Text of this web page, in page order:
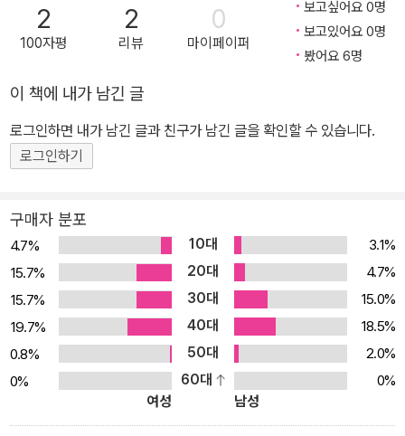
브 파나마>에서 제이미 리 커티스와 제프리 러쉬의 극중 아들로 출연
한 것이 처음이다. 그는 <해리 포터와 마법사의 돌>을 통해 순식간에
여하는 최우수 신인상(BEST NEWCOMER AWARD)를 수상하기
도 했다. 또한 2002년 4월에는 그의 좋은 연기와 앞으로의 장래성을
높이 산 이태리의 ENTE DAVID DI DONATELLO로부터 DAVID
주고 있다.
2
100자평
2
리뷰
0
마이페이퍼
보고싶어요 0명
보고있어요 0명
봤어요 6명
이 책에 내가 남긴 글
로그인하면 내가 남긴 글과 친구가 남긴 글을 확인할 수 있습니다.
로그인하기
구매자 분포
4.7% 10대
3.1%
15.7%
20대
4.7%
15.7%
30대
15.0%
19.7%
40대
18.5%
0.8%
50대
2.0%
0%
60대
0%
여성
남성